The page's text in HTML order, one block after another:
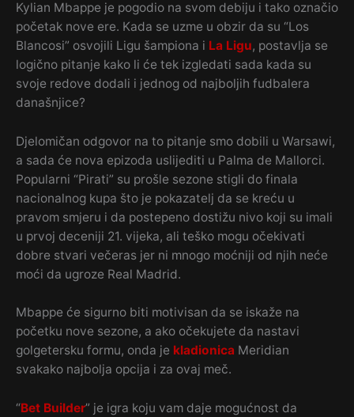
Kylian Mbappe je pogodio na svom debiju i tako označio
početak nove ere. Kada se uzme u obzir da su “Los
Blancosi” osvojili Ligu šampiona i La Ligu, postavlja se
logično pitanje kako li će tek izgledati sada kada su
svoje redove dodali i jednog od najboljih fudbalera
današnjice?
Djelomičan odgovor na to pitanje smo dobili u Warsawi,
a sada će nova epizoda uslijediti u Palma de Mallorci.
Popularni “Pirati” su prošle sezone stigli do finala
nacionalnog kupa što je pokazatelj da se kreću u
pravom smjeru i da postepeno dostižu nivo koji su imali
u prvoj deceniji 21. vijeka, ali teško mogu očekivati
dobre stvari večeras jer ni mnogo moćniji od njih neće
moći da ugroze Real Madrid.
Mbappe će sigurno biti motivisan da se iskaže na
početku nove sezone, a ako očekujete da nastavi
golgetersku formu, onda je kladionica Meridian
svakako najbolja opcija i za ovaj meč.
“Bet Builder” je igra koju vam daje mogućnost da